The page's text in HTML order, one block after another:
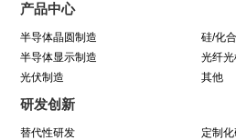
动圆满收官
因为靠谱 所以信赖 | 中巨芯《芯谱
产品中心
半导体晶圆制造
硅/化
半导体显示制造
光纤
光伏制造
其他
研发创新
替代性研发
定制